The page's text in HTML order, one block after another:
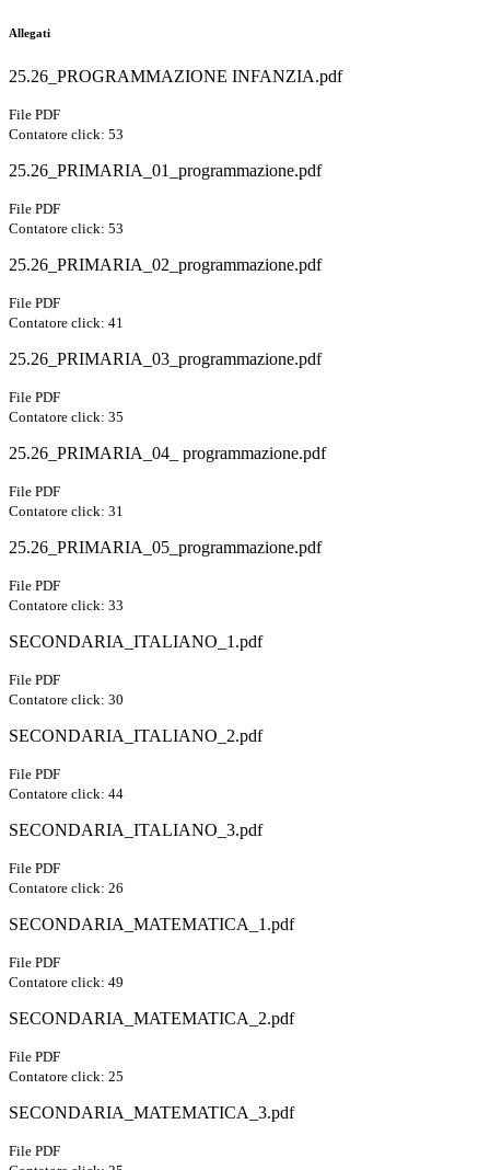
Allegati
25.26_PROGRAMMAZIONE INFANZIA.pdf
File PDF
Contatore click: 53
25.26_PRIMARIA_01_programmazione.pdf
File PDF
Contatore click: 53
25.26_PRIMARIA_02_programmazione.pdf
File PDF
Contatore click: 41
25.26_PRIMARIA_03_programmazione.pdf
File PDF
Contatore click: 35
25.26_PRIMARIA_04_ programmazione.pdf
File PDF
Contatore click: 31
25.26_PRIMARIA_05_programmazione.pdf
File PDF
Contatore click: 33
SECONDARIA_ITALIANO_1.pdf
File PDF
Contatore click: 30
SECONDARIA_ITALIANO_2.pdf
File PDF
Contatore click: 44
SECONDARIA_ITALIANO_3.pdf
File PDF
Contatore click: 26
SECONDARIA_MATEMATICA_1.pdf
File PDF
Contatore click: 49
SECONDARIA_MATEMATICA_2.pdf
File PDF
Contatore click: 25
SECONDARIA_MATEMATICA_3.pdf
File PDF